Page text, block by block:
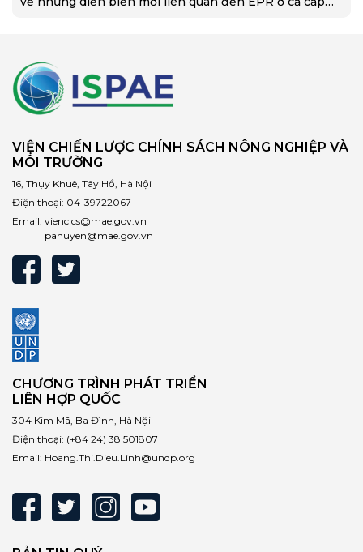
VIỆN CHIẾN LƯỢC CHÍNH SÁCH NÔNG NGHIỆP VÀ
MÔI TRƯỜNG
16, Thụy Khuê, Tây Hồ, Hà Nội
Điện thoại: 04-39722067
Email: vienclcs@mae.gov.vn
pahuyen@mae.gov.vn
CHƯƠNG TRÌNH PHÁT TRIỂN
LIÊN HỢP QUỐC
304 Kim Mã, Ba Đình, Hà Nội
Điện thoại: (+84 24) 38 501807
Email: Hoang.Thi.Dieu.Linh@undp.org